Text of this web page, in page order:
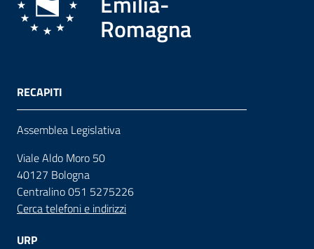
Romagna
RECAPITI
Assemblea Legislativa
Viale Aldo Moro 50
40127 Bologna
Centralino 051 5275226
Cerca telefoni e indirizzi
URP